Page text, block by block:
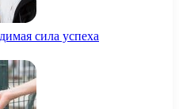
сила успеха